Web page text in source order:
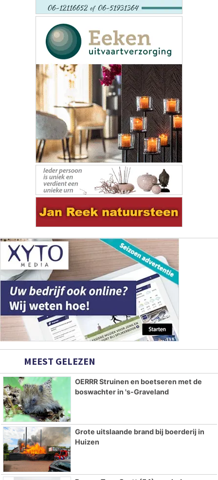
MEEST GELEZEN
OERRR Struinen en boetseren met de
boswachter in 's-Graveland
Grote uitslaande brand bij boerderij in
Huizen